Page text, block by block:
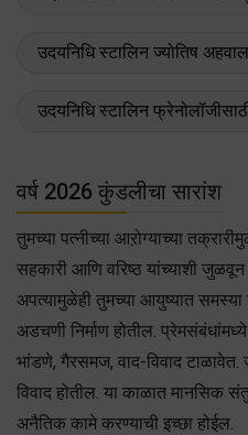
उदयनिधि स्टालिन ज्योतिष अहवाल
उदयनिधि स्टालिन
वर्ष 2026 कुंडलीचा सारांश
तुमच्या पत्नीच्या आऱोग्याच्या
सहकारी आणि वरिष्ठ यांच्याशी
अपत्यामुळेही तुमच्या आयुष्यात समस्या
अडचणी निर्माण होतील.
भांडणे, गैरसमज, वाद-विवाद टाळावेत.
विवाद होतील. या काळात मानसिक
अनैतिक कामे करण्याची इच्छा होईल.